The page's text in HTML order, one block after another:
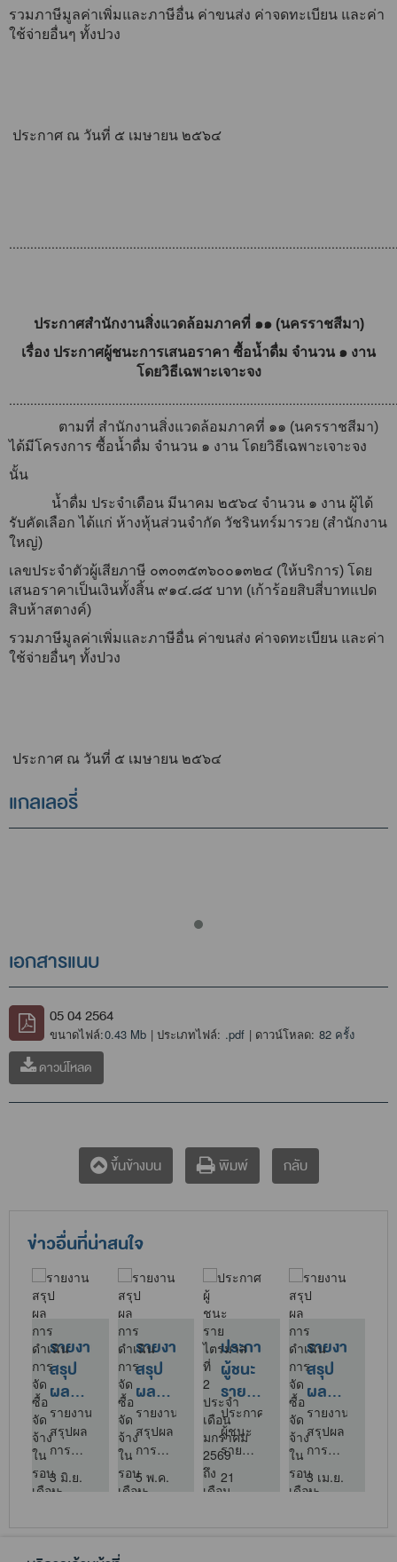
รวมภาษีมูลค่าเพิ่มและภาษีอื่น ค่าขนส่ง ค่าจดทะเบียน และค่า
ใช้จ่ายอื่นๆ ทั้งปวง
ประกาศ ณ วันที่ ๕ เมษายน ๒๕๖๔
ประกาศสำนักงานสิ่งแวดล้อมภาคที่ ๑๑ (นครราชสีมา)
เรื่อง ประกาศผู้ชนะการเสนอราคา ซื้อน้ำดื่ม จำนวน ๑ งาน
โดยวิธีเฉพาะเจาะจง
ตามที่ สำนักงานสิ่งแวดล้อมภาคที่ ๑๑ (นครราชสีมา)
ได้มีโครงการ ซื้อน้ำดื่ม จำนวน ๑ งาน โดยวิธีเฉพาะเจาะจง
นั้น
น้ำดื่ม ประจำเดือน มีนาคม ๒๕๖๔ จำนวน ๑ งาน ผู้ได้
รับคัดเลือก ได้แก่ ห้างหุ้นส่วนจำกัด วัชรินทร์มารวย (สำนักงาน
ใหญ่)
เลขประจำตัวผู้เสียภาษี ๐๓๐๓๕๓๖๐๐๑๓๒๔ (ให้บริการ) โดย
เสนอราคาเป็นเงินทั้งสิ้น ๙๑๔.๘๕ บาท (เก้าร้อยสิบสี่บาทแปด
สิบห้าสตางค์)
รวมภาษีมูลค่าเพิ่มและภาษีอื่น ค่าขนส่ง ค่าจดทะเบียน และค่า
ใช้จ่ายอื่นๆ ทั้งปวง
ประกาศ ณ วันที่ ๕ เมษายน ๒๕๖๔
แกลเลอรี่
เอกสารแนบ
05 04 2564
ขนาดไฟล์:0.43 Mb | ประเภทไฟล์: .pdf | ดาวน์โหลด: 82 ครั้ง
ดาวน์โหลด
ขึ้นข้างบน พิมพ์ กลับ
ข่าวอื่นที่น่าสนใจ
รายงาน
สรุป
ผล
การ
ดำเนิน
การ
จัดซื้อ
รายงาน
สรุปผล
การ
ดำเนิน
การจัด
3 เม.ย.
69
รายงาน
สรุป
ผล
การ
ดำเนิน
การ
จัดซื้อ
รอบ
รายงาน
สรุปผล
การ
ดำเนิน
การจัด
6 ส.ค.
69
รายงาน
สรุป
ผล
การ
ดำเนิน
การ
จัดซื้อ
รายงาน
สรุปผล
การ
ดำเนิน
การจัด
10 ก.ค.
69
ประกาศ
ผู้ชนะ
ราย
ไตรมาส
3
ประกาศ
ผู้ชนะ
ราย
ไตรมาส
3
7 ก.ค.
69